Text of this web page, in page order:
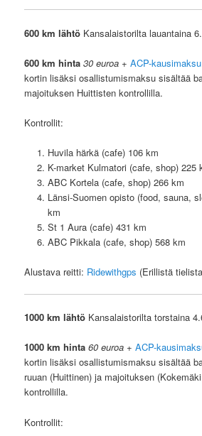
600 km lähtö Kansalaistorilta lauantaina
600 km hinta30 euroa +ACP-kausimaksu
kortin lisäksi osallistumismaksu sisältää
majoituksen Huittisten kontrollilla.
Kontrollit:
Huvila härkä (cafe) 106 km
K-market Kulmatori (cafe, shop) 225
ABC Kortela (cafe, shop) 266 km
Länsi-Suomen opisto (food, sauna,
km
St 1 Aura (cafe) 431 km
ABC Pikkala (cafe, shop) 568 km
Alustava reitti: Ridewithgps (Erillistä
1000 km lähtö Kansalaistorilta torstaina
1000 km hinta60 euroa +ACP-
kortin lisäksi osallistumismaksu sisältää
ruuan (Huittinen) ja majoituksen
kontrollilla.
Kontrollit: